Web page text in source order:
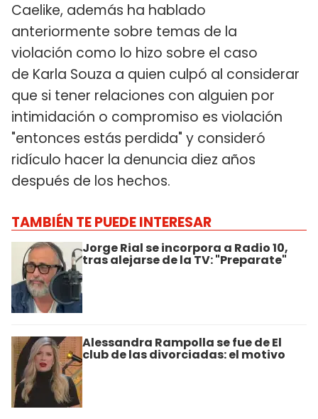
Caelike, además ha hablado
anteriormente sobre temas de la
violación como lo hizo sobre el caso
de Karla Souza a quien culpó al considerar
que si tener relaciones con alguien por
intimidación o compromiso es violación
"entonces estás perdida" y consideró
ridículo hacer la denuncia diez años
después de los hechos.
TAMBIÉN TE PUEDE INTERESAR
Jorge Rial se incorpora a Radio 10,
tras alejarse de la TV: "Preparate"
Alessandra Rampolla se fue de El
club de las divorciadas: el motivo